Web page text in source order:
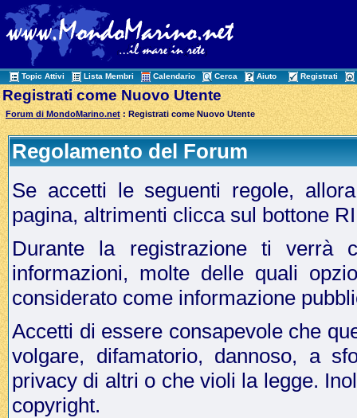
Topic Attivi Lista Membri Calendario Cerca Aiuto Registrati
Registrati come Nuovo Utente
Forum di MondoMarino.net : Registrati come Nuovo Utente
Regolamento del Forum
Se accetti le seguenti regole,
pagina, altrimenti clicca sul bottone
Durante la registrazione ti verrà
informazioni, molte delle quali
considerato come informazione
Accetti di essere consapevole che
volgare, difamatorio, dannoso, a
privacy di altri o che violi la legge.
copyright.